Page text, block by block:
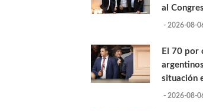
al
- 2026-08-
El 70 por
situación
- 2026-08-